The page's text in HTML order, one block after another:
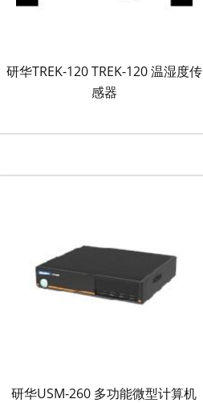
研华TREK-120 TREK-120 温湿度传
感器
研华USM-260 多功能微型计算机